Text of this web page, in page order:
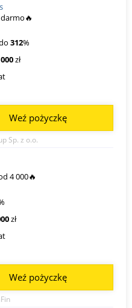
darmo🔥
312%
zł
Sp. z o.o.
Weź pożyczkę
4 000🔥
zł
Weź pożyczkę